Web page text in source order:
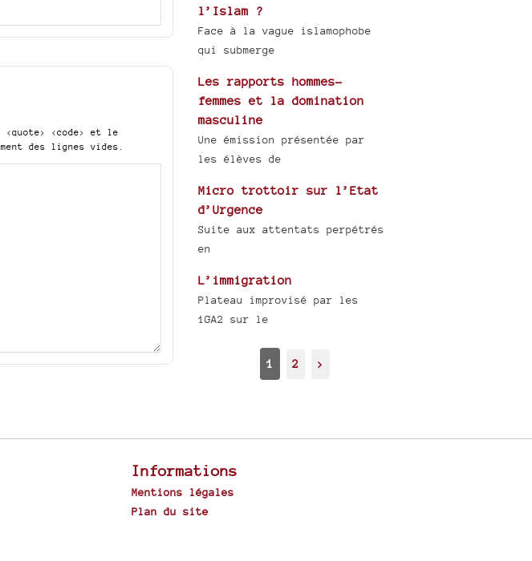
<code>
et le
des lignes vides.
l’Islam ?
Face à la vague islamophobe
qui submerge
Les rapports hommes-
femmes et la domination
masculine
Une émission présentée par
les élèves de
Micro trottoir sur l’Etat
d’Urgence
Suite aux attentats perpétrés
en
L’immigration
Plateau improvisé par les
1GA2 sur le
1 2 >
Informations
Mentions légales
Plan du site